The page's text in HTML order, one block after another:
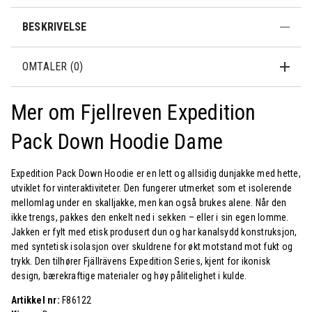
BESKRIVELSE
OMTALER (0)
Mer om Fjellreven Expedition
Pack Down Hoodie Dame
Expedition Pack Down Hoodie er en lett og allsidig dunjakke med hette,
utviklet for vinteraktiviteter. Den fungerer utmerket som et isolerende
mellomlag under en skalljakke, men kan også brukes alene. Når den
ikke trengs, pakkes den enkelt ned i sekken – eller i sin egen lomme.
Jakken er fylt med etisk produsert dun og har kanalsydd konstruksjon,
med syntetisk isolasjon over skuldrene for økt motstand mot fukt og
trykk. Den tilhører Fjällrävens Expedition Series, kjent for ikonisk
design, bærekraftige materialer og høy pålitelighet i kulde.
Artikkel nr: F86122